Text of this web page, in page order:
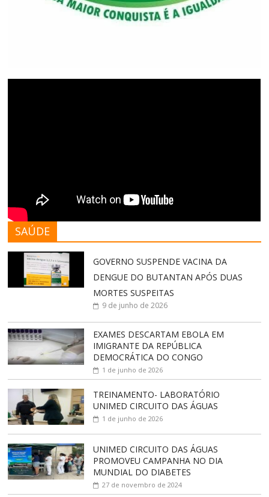
SAÚDE
GOVERNO SUSPENDE VACINA DA
DENGUE DO BUTANTAN APÓS DUAS
MORTES SUSPEITAS
9 de junho de 2026
EXAMES DESCARTAM EBOLA EM
IMIGRANTE DA REPÚBLICA
DEMOCRÁTICA DO CONGO
1 de junho de 2026
TREINAMENTO- LABORATÓRIO
UNIMED CIRCUITO DAS ÁGUAS
1 de junho de 2026
UNIMED CIRCUITO DAS ÁGUAS
PROMOVEU CAMPANHA NO DIA
MUNDIAL DO DIABETES
27 de novembro de 2024